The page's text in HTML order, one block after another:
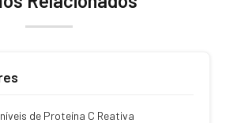
de Proteína C Reativa